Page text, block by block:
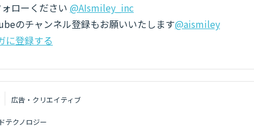
ォローください @AIsmiley_inc
のチャンネル登録もお願いいたします@aismiley
に登録する
広告・クリエイティブ
テクノロジー